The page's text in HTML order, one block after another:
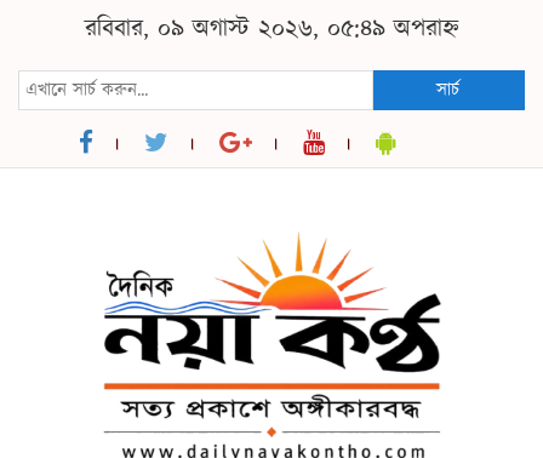
রবিবার, ০৯ অগাস্ট ২০২৬, ০৫:৪৯ অপরাহ্ন
সার্চ